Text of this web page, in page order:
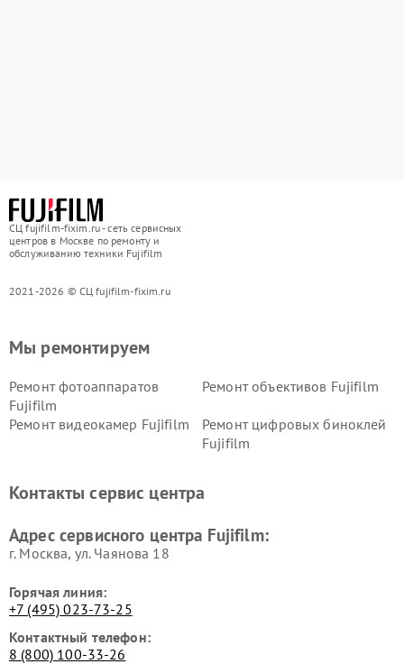
СЦ fujifilm-fixim.ru - сеть сервисных
центров в Москве по ремонту и
обслуживанию техники Fujifilm
2021-2026 © СЦ fujifilm-fixim.ru
Мы ремонтируем
Ремонт фотоаппаратов
Fujifilm
Ремонт объективов Fujifilm
Ремонт видеокамер Fujifilm
Ремонт цифровых биноклей
Fujifilm
Контакты сервис центра
Адрес сервисного центра Fujifilm:
г. Москва, ул. Чаянова 18
Горячая линия:
+7 (495) 023-73-25
Контактный телефон:
8 (800) 100-33-26